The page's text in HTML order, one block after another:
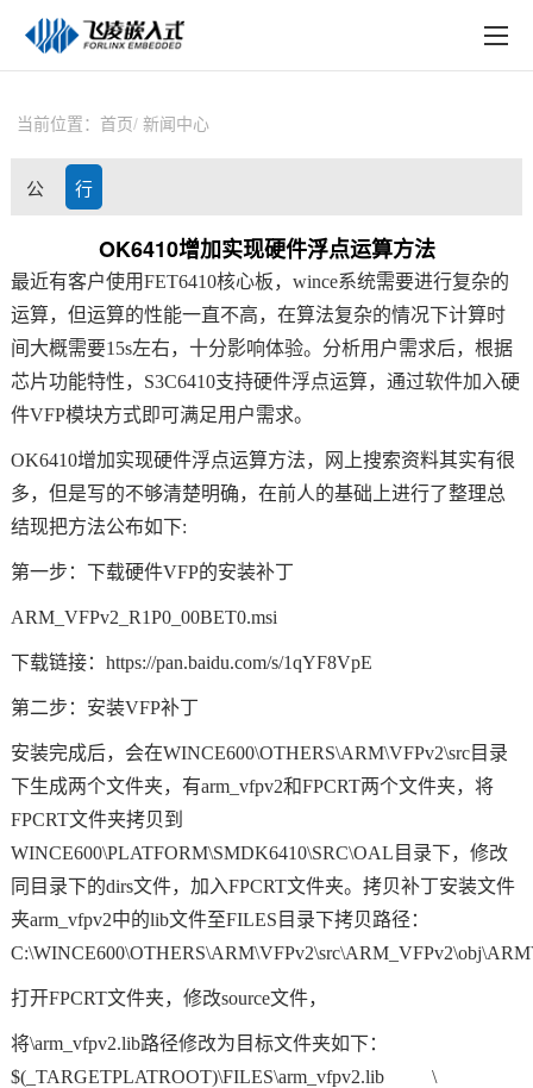
技术与支持
在线文档
方案定制
天猫商城
淘宝商城
新闻中心
技术论坛
在线购买
当前位置： 首页 新闻中心
公
动
态
行
资
讯
OK6410增加实现硬件浮点运算方法
最近有客户使用FET6410核心板，wince系统需要进行复杂的
运算，但运算的性能一直不高，在算法复杂的情况下计算时
间大概需要15s左右，十分影响体验。分析用户需求后，根据
芯片功能特性， S3C6410支持硬件浮点运算，通过软件加入硬
件VFP模块方式即可满足用户需求。
OK6410增加实现硬件浮点运算方法，网上搜索资料其实有很
多，但是写的不够清楚明确，在前人的基础上进行了整理总
结现把方法公布如下:
第一步：下载硬件VFP的安装补丁
ARM_VFPv2_R1P0_00BET0.msi
下载链接：https://pan.baidu.com/s/1qYF8VpE
第二步：安装VFP补丁
安装完成后，会在WINCE600\OTHERS\ARM\VFPv2\src目录
下生成两个文件夹，有arm_vfpv2和FPCRT两个文件夹，将
FPCRT文件夹拷贝到
WINCE600\PLATFORM\SMDK6410\SRC\OAL目录下，修改
同目录下的dirs文件，加入FPCRT文件夹。拷贝补丁安装文件
夹arm_vfpv2中的lib文件至FILES目录下拷贝路径：
打开FPCRT文件夹，修改source文件，
将\arm_vfpv2.lib路径修改为目标文件夹如下：
$(_TARGETPLATROOT)\FILES\arm_vfpv2.lib \